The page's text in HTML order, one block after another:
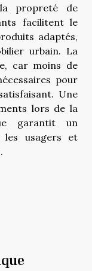
propreté de
facilitent le
adaptés,
urbain. La
car moins de
pour
Une
lors de la
garantit un
les usagers et